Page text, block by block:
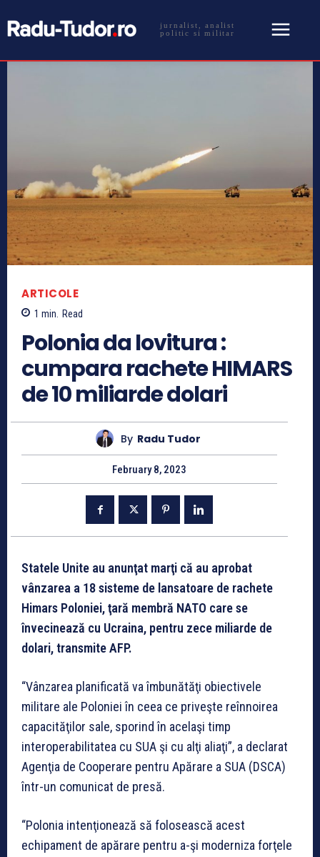
jurnalist, analist
politic si militar
ARTICOLE
1 min. Read
Polonia da lovitura :
cumpara rachete HIMARS
de 10 miliarde dolari
By Radu Tudor
February 8, 2023
Statele Unite au anunţat marţi că au aprobat
vânzarea a 18 sisteme de lansatoare de rachete
Himars Poloniei, ţară membră NATO care se
învecinează cu Ucraina, pentru zece miliarde de
dolari, transmite AFP.
“Vânzarea planificată va îmbunătăţi obiectivele
militare ale Poloniei în ceea ce priveşte reînnoirea
capacităţilor sale, sporind în acelaşi timp
interoperabilitatea cu SUA şi cu alţi aliaţi”, a declarat
Agenţia de Cooperare pentru Apărare a SUA (DSCA)
într-un comunicat de presă.
“Polonia intenţionează să folosească acest
echipament de apărare pentru a-şi moderniza forţele